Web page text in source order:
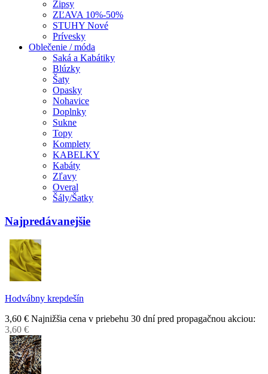
Zipsy
ZĽAVA 10%-50%
STUHY Nové
Prívesky
Oblečenie / móda
Saká a Kabátiky
Blúzky
Šaty
Opasky
Nohavice
Doplnky
Sukne
Topy
Komplety
KABELKY
Kabáty
Zľavy
Overal
Šály/Šatky
Najpredávanejšie
Hodvábny krepdešín
3,60 € Najnižšia cena v priebehu 30 dní pred propagačnou akciou:
3,60 €